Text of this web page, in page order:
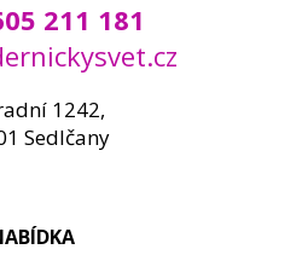
211 181
1242,
Sedlčany